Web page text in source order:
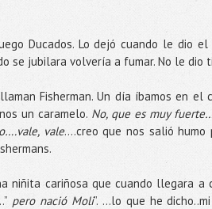
Ducados. Lo dejó cuando le dio
se jubilara volvería a fumar. No le dio
Fisherman. Un día íbamos en el
un caramelo. No, que es muy
vale….creo que nos salió humo
niñita cariñosa que cuando llegara a
pero nació Moli”. …lo que he